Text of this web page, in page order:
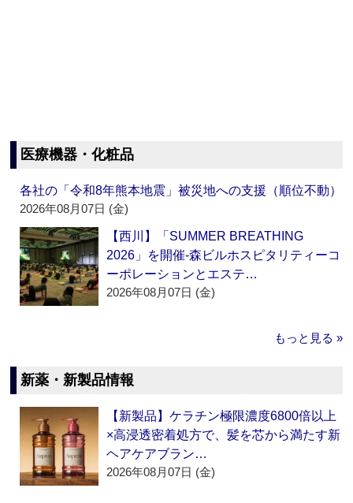
医療機器・化粧品
各社の「令和8年熊本地震」被災地への支援（順位不動）
2026年08月07日 (金)
【西川】「SUMMER BREATHING
2026」を開催‐森ビルホスピタリティーコ
ーポレーションとエステ…
2026年08月07日 (金)
もっと見る »
新薬・新製品情報
【新製品】ケラチン極限濃度6800倍以上
×高浸透密着処方で、髪を芯から満たす新
ヘアケアブラン…
2026年08月07日 (金)